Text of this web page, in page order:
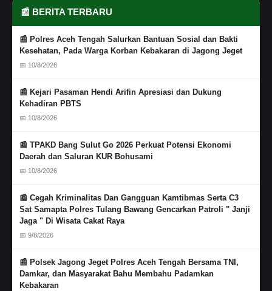
📰 BERITA TERBARU
📰 Polres Aceh Tengah Salurkan Bantuan Sosial dan Bakti
Kesehatan, Pada Warga Korban Kebakaran di Jagong Jeget
📅 10/8/2026
📰 Kejari Pasaman Hendi Arifin Apresiasi dan Dukung
Kehadiran PBTS
📅 10/8/2026
📰 TPAKD Bang Sulut Go 2026 Perkuat Potensi Ekonomi
Daerah dan Saluran KUR Bohusami
📅 10/8/2026
📰 Cegah Kriminalitas Dan Gangguan Kamtibmas Serta C3
Sat Samapta Polres Tulang Bawang Gencarkan Patroli " Janji
Jaga " Di Wisata Cakat Raya
📅 9/8/2026
📰 Polsek Jagong Jeget Polres Aceh Tengah Bersama TNI,
Damkar, dan Masyarakat Bahu Membahu Padamkan
Kebakaran